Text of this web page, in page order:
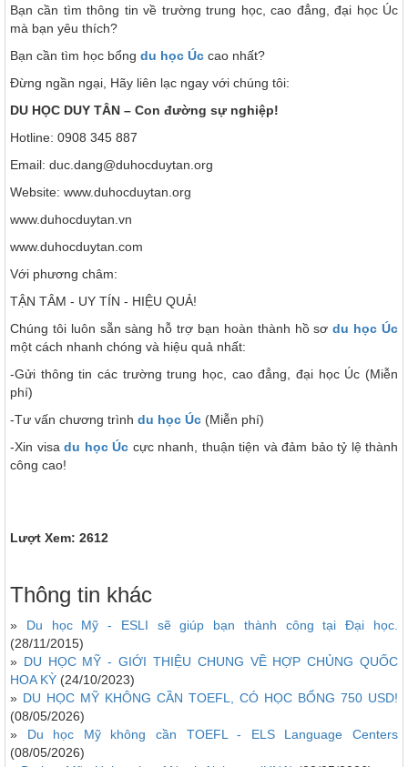
Bạn cần tìm thông tin về trường trung học, cao đẳng, đại học Úc
mà bạn yêu thích?
Bạn cần tìm học bổng du học Úc cao nhất?
Đừng ngần ngại, Hãy liên lạc ngay với chúng tôi:
DU HỌC DUY TÂN – Con đường sự nghiệp!
Hotline: 0908 345 887
Email: duc.dang@duhocduytan.org
Website: www.duhocduytan.org
www.duhocduytan.vn
www.duhocduytan.com
Với phương châm:
TẬN TÂM - UY TÍN - HIỆU QUẢ!
Chúng tôi luôn sẵn sàng hỗ trợ bạn hoàn thành hồ sơdu học Úc
một cách nhanh chóng và hiệu quả nhất:
-Gửi thông tin các trường trung học, cao đẳng, đại học Úc (Miễn
phí)
-Tư vấn chương trình du học Úc (Miễn phí)
-Xin visa du học Úc cực nhanh, thuận tiện và đảm bảo tỷ lệ thành
công cao!
Lượt Xem: 2612
Thông tin khác
» Du học Mỹ - ESLI sẽ giúp bạn thành công tại Đại học.
(28/11/2015)
» DU HỌC MỸ - GIỚI THIỆU CHUNG VỀ HỢP CHỦNG QUỐC
HOA KỲ (24/10/2023)
» DU HỌC MỸ KHÔNG CẦN TOEFL, CÓ HỌC BỔNG 750 USD!
(08/05/2026)
» Du học Mỹ không cần TOEFL - ELS Language Centers
(08/05/2026)